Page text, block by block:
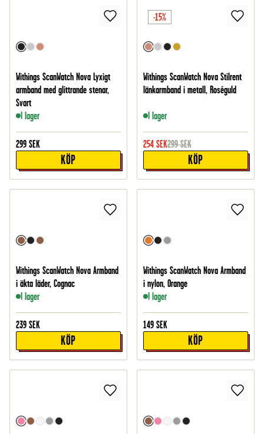
Withings ScanWatch Nova Lyxigt
armband med glittrande stenar,
Svart
I lager
299 SEK
KÖP
-15%
Withings ScanWatch Nova Stilrent
länkarmband i metall, Roséguld
I lager
254 SEK299 SEK
KÖP
Withings ScanWatch Nova Armband
i äkta läder, Cognac
I lager
239 SEK
KÖP
Withings ScanWatch Nova Armband
i nylon, Orange
I lager
149 SEK
KÖP